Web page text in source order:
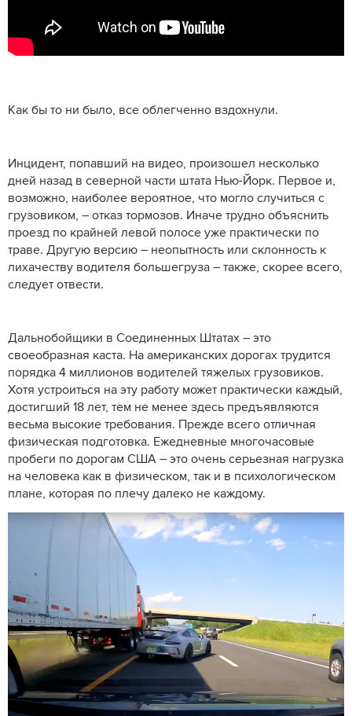
Как бы то ни было, все облегченно вздохнули.
Инцидент, попавший на видео, произошел несколько
дней назад в северной части штата Нью-Йорк. Первое и,
возможно, наиболее вероятное, что могло случиться с
грузовиком, – отказ тормозов. Иначе трудно объяснить
проезд по крайней левой полосе уже практически по
траве. Другую версию – неопытность или склонность к
лихачеству водителя большегруза – также, скорее всего,
следует отвести.
Дальнобойщики в Соединенных Штатах – это
своеобразная каста. На американских дорогах трудится
порядка 4 миллионов водителей тяжелых грузовиков.
Хотя устроиться на эту работу может практически каждый,
достигший 18 лет, тем не менее здесь предъявляются
весьма высокие требования. Прежде всего отличная
физическая подготовка. Ежедневные многочасовые
пробеги по дорогам США – это очень серьезная нагрузка
на человека как в физическом, так и в психологическом
плане, которая по плечу далеко не каждому.